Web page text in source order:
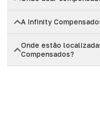
A Infinity
Onde estão
Compensados?